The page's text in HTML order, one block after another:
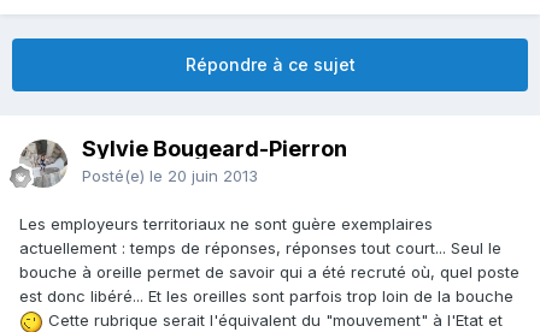
Répondre à ce sujet
Sylvie Bougeard-Pierron
Posté(e) le 20 juin 2013
Les employeurs territoriaux ne sont guère exemplaires
actuellement : temps de réponses, réponses tout court... Seul le
bouche à oreille permet de savoir qui a été recruté où, quel poste
est donc libéré... Et les oreilles sont parfois trop loin de la bouche
Cette rubrique serait l'équivalent du "mouvement" à l'Etat et